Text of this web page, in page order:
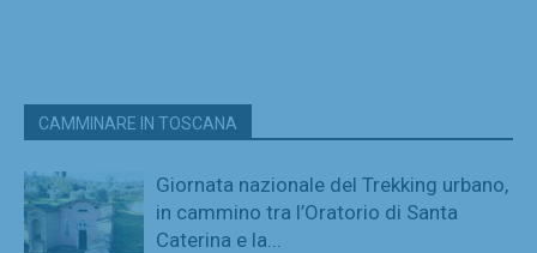
CAMMINARE IN TOSCANA
Giornata nazionale del Trekking urbano,
in cammino tra l’Oratorio di Santa
Caterina e la...